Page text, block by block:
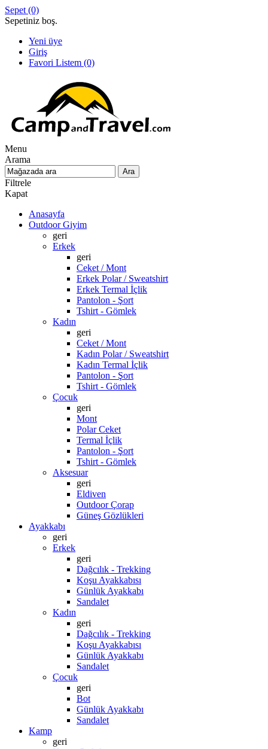
Sepet (0)
Sepetiniz boş.
Yeni üye
Giriş
Favori Listem (0)
Menu
Arama
Filtrele
Kapat
Anasayfa
Outdoor Giyim
geri
Erkek
geri
Ceket / Mont
Erkek Polar / Sweatshirt
Erkek Termal İçlik
Pantolon - Şort
Tshirt - Gömlek
Kadın
geri
Ceket / Mont
Kadın Polar / Sweatshirt
Kadın Termal İçlik
Pantolon - Şort
Tshirt - Gömlek
Çocuk
geri
Mont
Polar Ceket
Termal İçlik
Pantolon - Şort
Tshirt - Gömlek
Aksesuar
geri
Eldiven
Outdoor Çorap
Güneş Gözlükleri
Ayakkabı
geri
Erkek
geri
Dağcılık - Trekking
Koşu Ayakkabısı
Günlük Ayakkabı
Sandalet
Kadın
geri
Dağcılık - Trekking
Koşu Ayakkabısı
Günlük Ayakkabı
Sandalet
Çocuk
geri
Bot
Günlük Ayakkabı
Sandalet
Kamp
geri